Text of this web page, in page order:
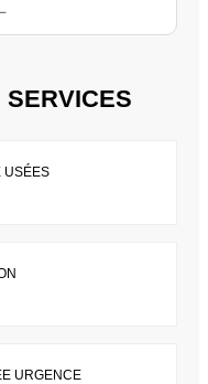
SERVICES
USÉES
URGENCE